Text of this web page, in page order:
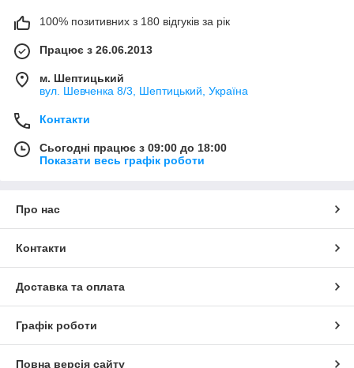
100% позитивних з 180 відгуків за рік
Працює з 26.06.2013
м. Шептицький
вул. Шевченка 8/3, Шептицький, Україна
Контакти
Сьогодні працює з 09:00 до 18:00
Показати весь графік роботи
Про нас
Контакти
Доставка та оплата
Графік роботи
Повна версія сайту